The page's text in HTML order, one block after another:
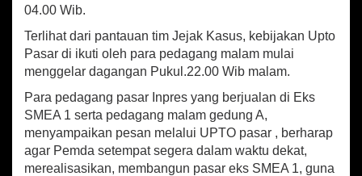
04.00 Wib.
Terlihat dari pantauan tim Jejak Kasus, kebijakan Upto
Pasar di ikuti oleh para pedagang malam mulai
menggelar dagangan Pukul.22.00 Wib malam.
Para pedagang pasar Inpres yang berjualan di Eks
SMEA 1 serta pedagang malam gedung A,
menyampaikan pesan melalui UPTO pasar , berharap
agar Pemda setempat segera dalam waktu dekat,
merealisasikan, membangun pasar eks SMEA 1, guna